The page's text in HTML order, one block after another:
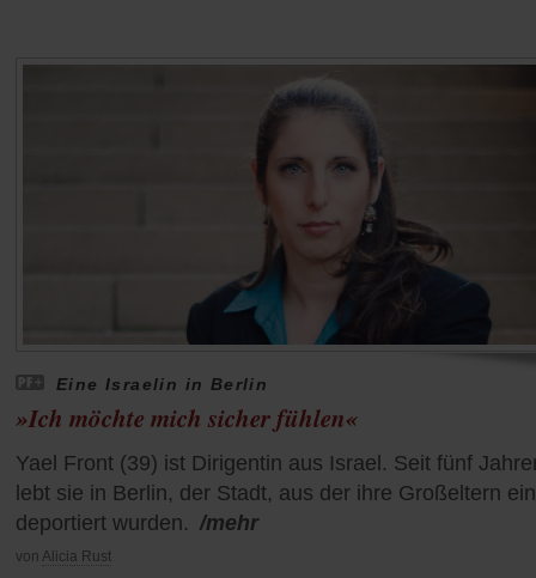
Eine Israelin in Berlin
»Ich möchte mich sicher fühlen«
Yael Front (39) ist Dirigentin aus Israel. Seit fünf
lebt sie in Berlin, der Stadt, aus der ihre Großeltern
deportiert wurden. /mehr
von Alicia Rust